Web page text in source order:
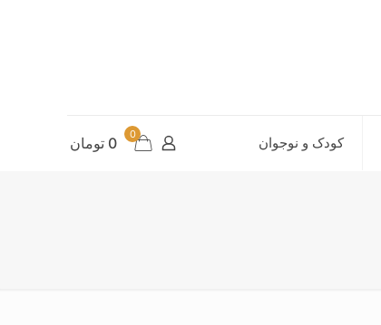
کودک و نوجوان 0 0 تومان